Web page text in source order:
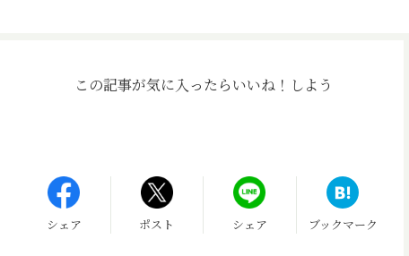
この記事が気に入ったらいいね！しよう
シェア ポスト シェア ブックマーク